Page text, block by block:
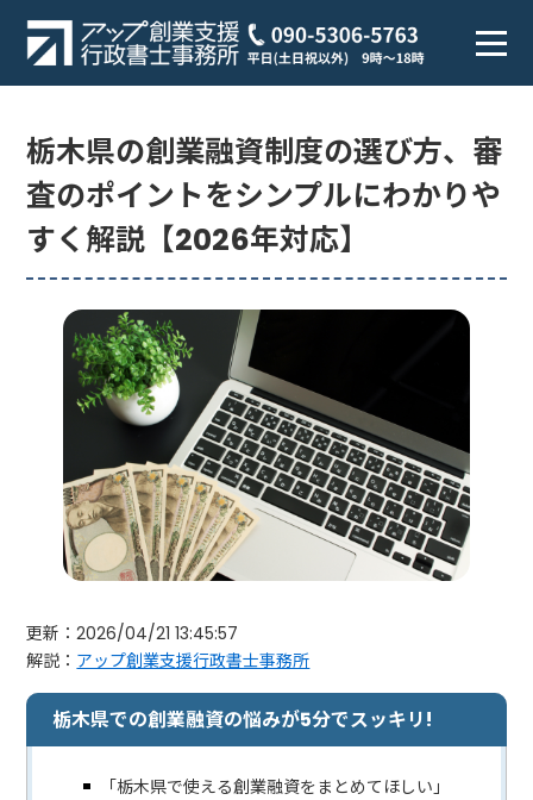
栃木県の創業融資制度の選び方、審
査のポイントをシンプルにわかりや
すく解説【2026年対応】
更新：2026/04/21 13:45:57
解説： アップ創業支援行政書士事務所
栃木県での創業融資の悩みが5分でスッキリ!
「栃木県で使える創業融資をまとめてほしい」